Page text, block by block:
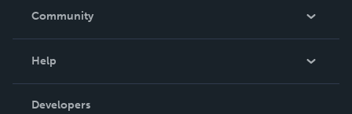
In The News
Community
Podcast
Help
Order Lookup
Developers